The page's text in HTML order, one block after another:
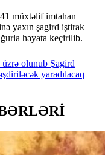
müxtəlif imtahan
yaxın şagird iştirak
həyata keçirilib.
üzrə olunub Şagird
yaradılacaq